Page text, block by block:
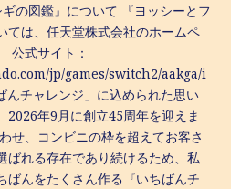
の図鑑』について 『ヨッシーとフ
ては、任天堂株式会社のホームペ
公式サイト：
jp/games/switch2/aakga/i
チャレンジ」に込められた思い
2026年9月に創立45周年を迎えま
せ、コンビニの枠を超えてお客さ
ばれる存在であり続けるため、私
ばんをたくさん作る『いちばんチ